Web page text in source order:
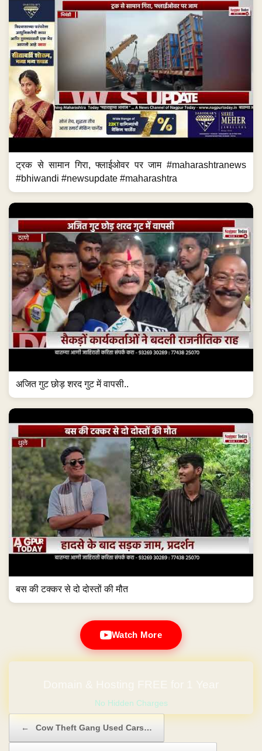
ट्रक से सामान गिरा, फ्लाईओवर पर जाम #maharashtranews
#bhiwandi #newsupdate #maharashtra
अजित गुट छोड़ शरद गुट में वापसी..
बस की टक्कर से दो दोस्तों की मौत
Watch More
No Hidden Charges
← Cow Theft Gang Used Cars…